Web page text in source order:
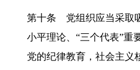
第十条 党组织应当采取
小平理论、“三个代表”重
党的纪律教育，社会主义